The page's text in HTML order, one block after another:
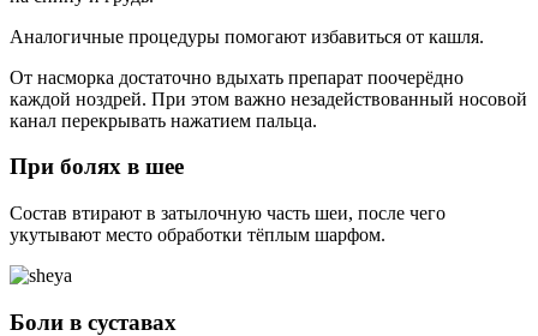
Аналогичные процедуры помогают избавиться от кашля.
От насморка достаточно вдыхать препарат поочерёдно
каждой ноздрей. При этом важно незадействованный носовой
канал перекрывать нажатием пальца.
При болях в шее
Состав втирают в затылочную часть шеи, после чего
укутывают место обработки тёплым шарфом.
Боли в суставах